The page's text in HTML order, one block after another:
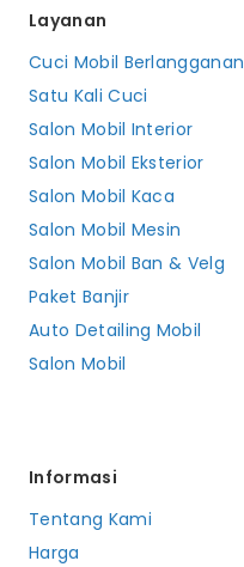
Layanan
Cuci Mobil Berlangganan
Satu Kali Cuci
Salon Mobil Interior
Salon Mobil Eksterior
Salon Mobil Kaca
Salon Mobil Mesin
Salon Mobil Ban & Velg
Paket Banjir
Auto Detailing Mobil
Salon Mobil
Informasi
Tentang Kami
Harga